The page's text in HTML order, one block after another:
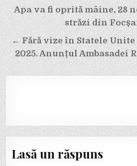
Navigare
în
articole
Apa va fi oprită mâine, 28
străzi din
← Fără vize în Statele
2025. Anunțul Ambasadei
Lasă un răspuns